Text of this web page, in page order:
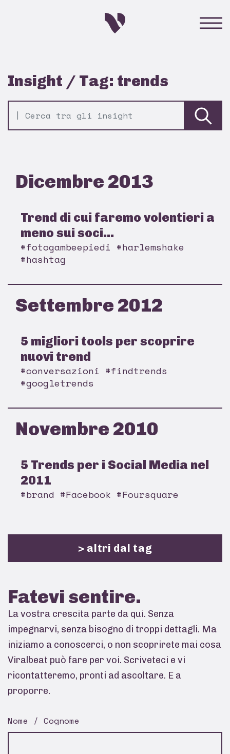
Insight / Tag: trends
Dicembre 2013
Trend di cui faremo volentieri a
meno sui soci...
#fotogambeepiedi #harlemshake
#hashtag
Settembre 2012
5 migliori tools per scoprire
nuovi trend
#conversazioni #findtrends
#googletrends
Novembre 2010
5 Trends per i Social Media nel
2011
#brand #Facebook #Foursquare
> altri dal tag
Fatevi sentire.
La vostra crescita parte da qui. Senza
impegnarvi, senza bisogno di troppi dettagli. Ma
iniziamo a conoscerci, o non scoprirete mai cosa
Viralbeat può fare per voi. Scriveteci e vi
ricontatteremo, pronti ad ascoltare. E a
proporre.
Nome / Cognome